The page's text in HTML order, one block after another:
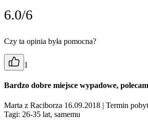
6.0/6
Czy ta opinia była pomocna?
1
Bardzo dobre miejsce wypadowe,
Marta z Raciborza 16.09.2018 | Termin
Tagi: 26-35 lat, samemu